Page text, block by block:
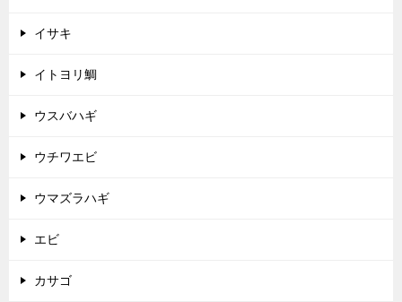
イサキ
イトヨリ鯛
ウスバハギ
ウチワエビ
ウマズラハギ
エビ
カサゴ